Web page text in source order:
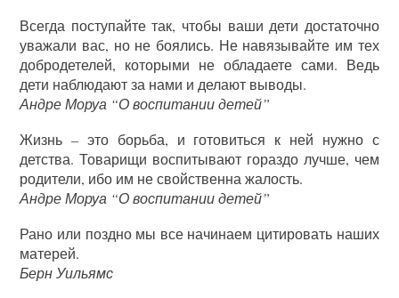
Всегда поступайте так, чтобы ваши дети достаточно
уважали вас, но не боялись. Не навязывайте им тех
добродетелей, которыми не обладаете сами. Ведь
дети наблюдают за нами и делают выводы.
Андре Моруа “О воспитании детей”
Жизнь – это борьба, и готовиться к ней нужно с
детства. Товарищи воспитывают гораздо лучше, чем
родители, ибо им не свойственна жалость.
Андре Моруа “О воспитании детей”
Рано или поздно мы все начинаем цитировать наших
матерей.
Берн Уильямс